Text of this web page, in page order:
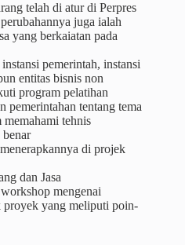
telah di atur di Perpres
juga ialah
yang berkaiatan pada
pemerintah, instansi
entitas bisnis non
program pelatihan
pemerintahan tentang tema
tehnis
benar
di projek
dan Jasa
mengenai
proyek yang meliputi poin-